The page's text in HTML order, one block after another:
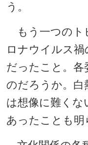
う。
もう一つのト
ロナウイルス
だったこと。各
のだろうか。白
は想像に難くな
あったことも明